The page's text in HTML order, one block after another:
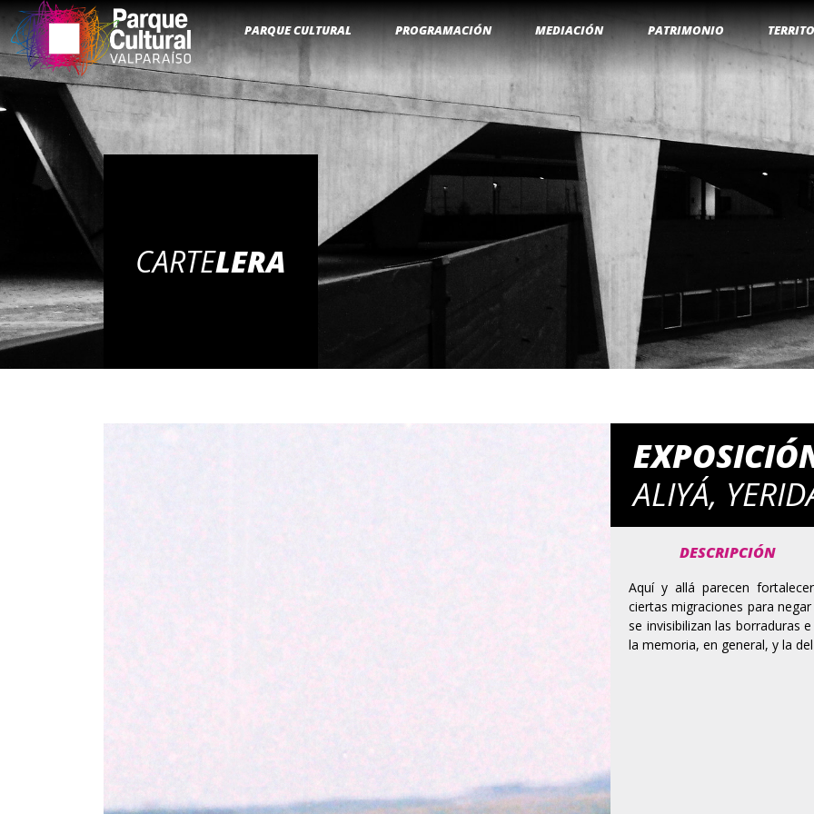
PARQUE CULTURAL PROGRAMACIÓN MEDIACIÓN PATRIMONIO
CARTELERA
ALIYÁ,
DESCRIPCIÓN
Aquí y allá parecen
ciertas migraciones para
se invisibilizan las borraduras
la memoria, en general, y la